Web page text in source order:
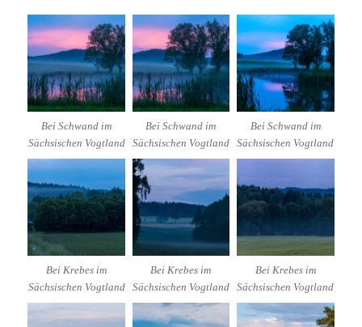
Bei Schwand im
Sächsischen Vogtland
Bei Schwand im
Sächsischen Vogtland
Bei Schwand im
Sächsischen Vogtland
Bei Krebes im
Sächsischen Vogtland
Bei Krebes im
Sächsischen Vogtland
Bei Krebes im
Sächsischen Vogtland